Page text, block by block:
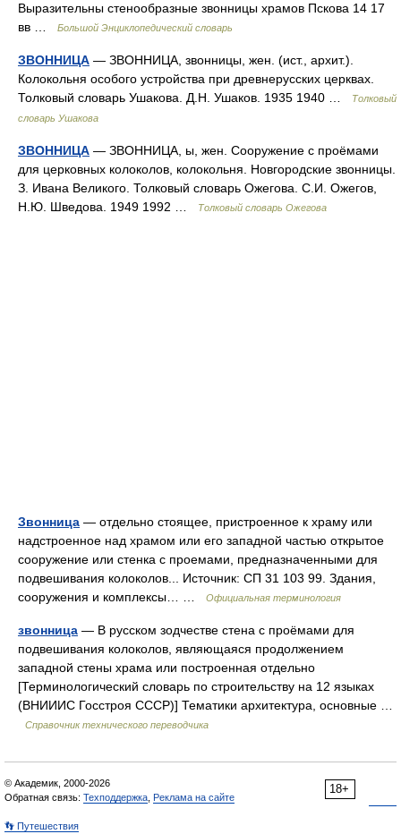
Выразительны стенообразные звонницы храмов Пскова 14 17
вв …
Большой Энциклопедический словарь
ЗВОННИЦА — ЗВОННИЦА, звонницы, жен. (ист., архит.).
Колокольня особого устройства при древнерусских церквах.
Толковый словарь Ушакова. Д.Н. Ушаков. 1935 1940 …
Толковый
словарь Ушакова
ЗВОННИЦА — ЗВОННИЦА, ы, жен. Сооружение с проёмами
для церковных колоколов, колокольня. Новгородские звонницы.
З. Ивана Великого. Толковый словарь Ожегова. С.И. Ожегов,
Н.Ю. Шведова. 1949 1992 …
Толковый словарь Ожегова
Звонница — отдельно стоящее, пристроенное к храму или
надстроенное над храмом или его западной частью открытое
сооружение или стенка с проемами, предназначенными для
подвешивания колоколов... Источник: СП 31 103 99. Здания,
сооружения и комплексы… …
Официальная терминология
звонница — В русском зодчестве стена с проёмами для
подвешивания колоколов, являющаяся продолжением
западной стены храма или построенная отдельно
[Терминологический словарь по строительству на 12 языках
(ВНИИИС Госстроя СССР)] Тематики архитектура, основные …
Справочник технического переводчика
18+
© Академик, 2000-2026
Обратная связь: Техподдержка Реклама на сайте
👣 Путешествия